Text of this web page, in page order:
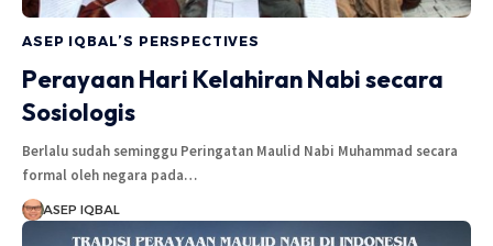
ASEP IQBAL’S PERSPECTIVES
Perayaan Hari Kelahiran Nabi secara
Sosiologis
Berlalu sudah seminggu Peringatan Maulid Nabi Muhammad secara
formal oleh negara pada…
ASEP IQBAL